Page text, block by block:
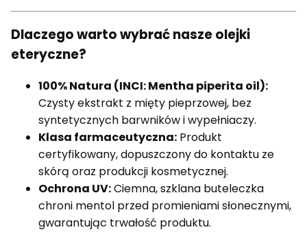
Dlaczego warto wybrać nasze olejki
eteryczne?
100% Natura (INCI: Mentha piperita oil):
Czysty ekstrakt z mięty pieprzowej, bez
syntetycznych barwników i wypełniaczy.
Klasa farmaceutyczna: Produkt
certyfikowany, dopuszczony do kontaktu ze
skórą oraz produkcji kosmetycznej.
Ochrona UV:Ciemna, szklana buteleczka
chroni mentol przed promieniami słonecznymi,
gwarantując trwałość produktu.